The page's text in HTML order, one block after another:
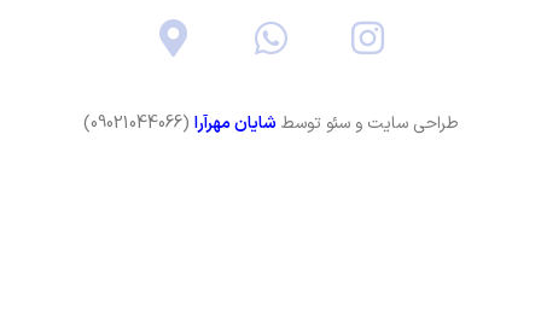
طراحی سایت و سئو توسط شایان مهرآرا (09021044066)